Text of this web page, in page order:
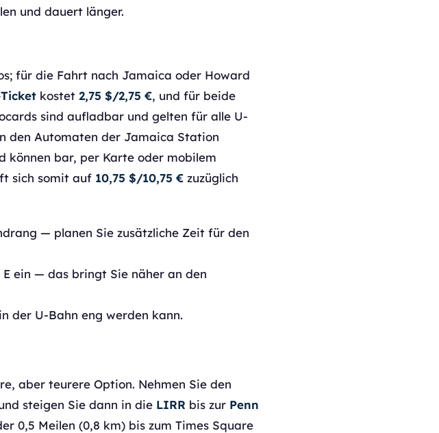
und dauert länger.
für die Fahrt nach Jamaica oder Howard
kostet 2,75 $/2,75 €, und für beide
sind aufladbar und gelten für alle U-
den Automaten der Jamaica Station
können bar, per Karte oder mobilem
sich somit auf 10,75 $/10,75 € zuzüglich
— planen Sie zusätzliche Zeit für den
ein — das bringt Sie näher an den
der U-Bahn eng werden kann.
aber teurere Option. Nehmen Sie den
steigen Sie dann in die LIRR bis zur Penn
0,5 Meilen (0,8 km) bis zum Times Square